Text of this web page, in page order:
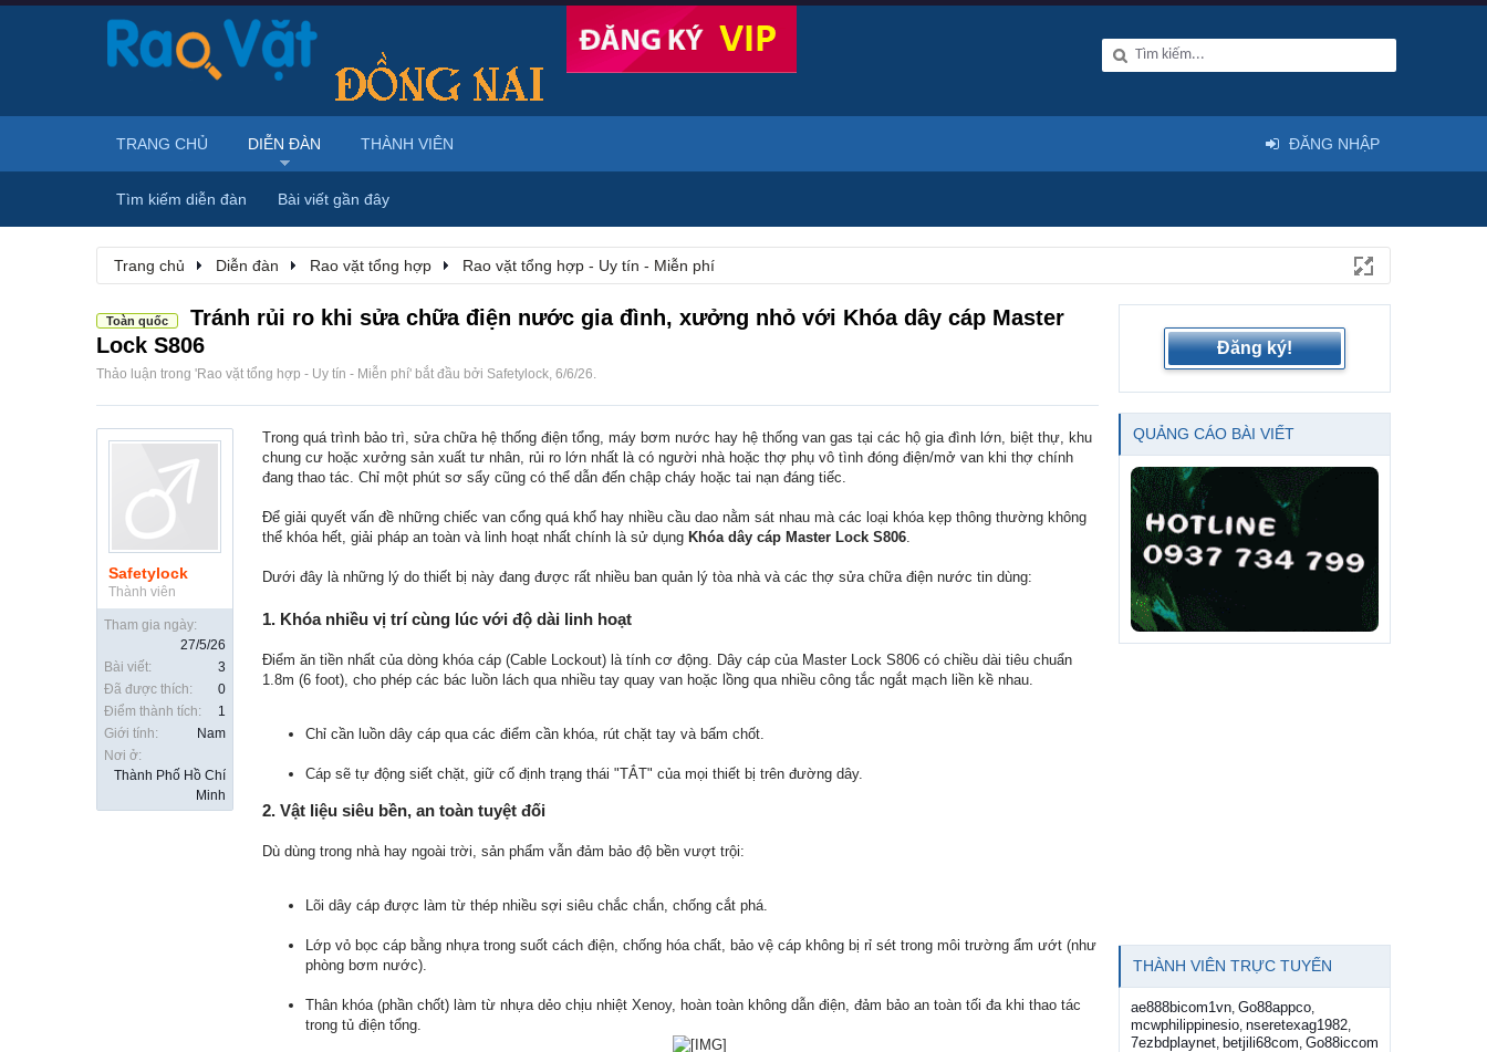
Trang chủ Diễn đàn Rao vặt tổng hợp Rao vặt tổng hợp - Uy tín - Miễn phí
Toàn quốc
Tránh rủi ro khi sửa chữa điện nước gia đình, xưởng nhỏ với Khóa dây cáp Master
Lock S806
Thảo luận trong 'Rao vặt tổng hợp - Uy tín - Miễn phí' bắt đầu bởi Safetylock, 6/6/26.
Safetylock
Thành viên
Tham gia ngày:
27/5/26
Bài viết:
3
Đã được thích:
0
Điểm thành tích:
1
Giới tính:
Nam
Nơi ở:
Thành Phố Hồ Chí
Minh
Trong quá trình bảo trì, sửa chữa hệ thống điện tổng, máy bơm nước hay hệ thống van gas tại các hộ gia đình lớn, biệt thự, khu
chung cư hoặc xưởng sản xuất tư nhân, rủi ro lớn nhất là có người nhà hoặc thợ phụ vô tình đóng điện/mở van khi thợ chính
đang thao tác. Chỉ một phút sơ sẩy cũng có thể dẫn đến chập cháy hoặc tai nạn đáng tiếc.
Để giải quyết vấn đề những chiếc van cổng quá khổ hay nhiều cầu dao nằm sát nhau mà các loại khóa kẹp thông thường không
thể khóa hết, giải pháp an toàn và linh hoạt nhất chính là sử dụng Khóa dây cáp Master Lock S806.
Dưới đây là những lý do thiết bị này đang được rất nhiều ban quản lý tòa nhà và các thợ sửa chữa điện nước tin dùng:
1. Khóa nhiều vị trí cùng lúc với độ dài linh hoạt
Điểm ăn tiền nhất của dòng khóa cáp (Cable Lockout) là tính cơ động. Dây cáp của Master Lock S806 có chiều dài tiêu chuẩn
1.8m (6 foot), cho phép các bác luồn lách qua nhiều tay quay van hoặc lồng qua nhiều công tắc ngắt mạch liền kề nhau.
Chỉ cần luồn dây cáp qua các điểm cần khóa, rút chặt tay và bấm chốt.
Cáp sẽ tự động siết chặt, giữ cố định trạng thái "TẮT" của mọi thiết bị trên đường dây.
2. Vật liệu siêu bền, an toàn tuyệt đối
Dù dùng trong nhà hay ngoài trời, sản phẩm vẫn đảm bảo độ bền vượt trội:
Lõi dây cáp được làm từ thép nhiều sợi siêu chắc chắn, chống cắt phá.
Lớp vỏ bọc cáp bằng nhựa trong suốt cách điện, chống hóa chất, bảo vệ cáp không bị rỉ sét trong môi trường ẩm ướt (như
phòng bơm nước).
Thân khóa (phần chốt) làm từ nhựa dẻo chịu nhiệt Xenoy, hoàn toàn không dẫn điện, đảm bảo an toàn tối đa khi thao tác
trong tủ điện tổng.
Đăng ký!
QUẢNG CÁO BÀI VIẾT
THÀNH VIÊN TRỰC TUYẾN
ae888bicom1vn, Go88appco,
mcwphilippinesio, nseretexag1982,
7ezbdplaynet, betjili68com, Go88iccom
TRANG CHỦ DIỄN ĐÀN
Tìm kiếm diễn đàn Bài viết gần đây
THÀNH VIÊN ĐĂNG NHẬP